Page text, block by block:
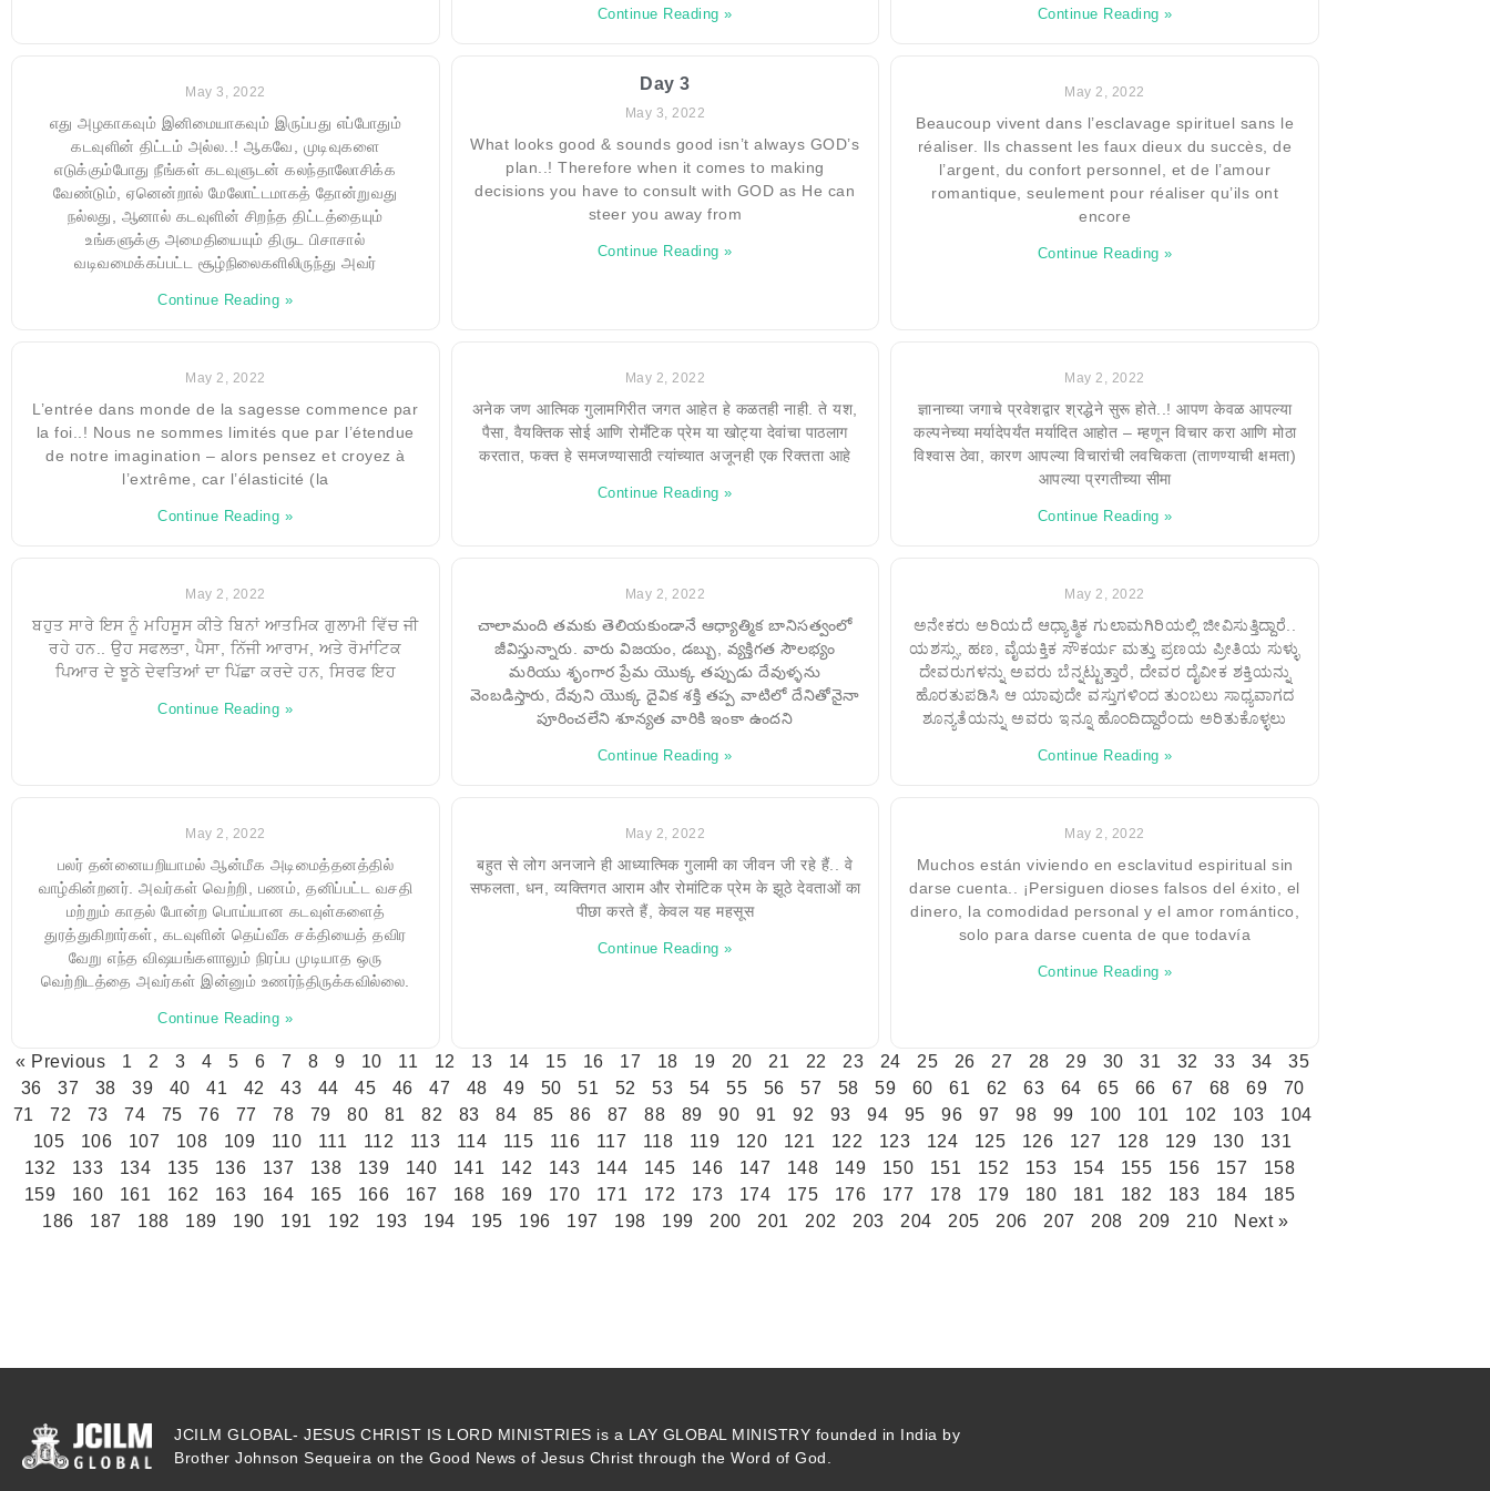
Continue Reading » Continue Reading »
May 3, 2022
எது அழகாகவும் இனிமையாகவும் இருப்பது எப்போதும்
கடவுளின் திட்டம் அல்ல..! ஆகவே, முடிவுகளை
எடுக்கும்போது நீங்கள் கடவுளுடன் கலந்தாலோசிக்க
வேண்டும், ஏனென்றால் மேலோட்டமாகத் தோன்றுவது
நல்லது, ஆனால் கடவுளின் சிறந்த திட்டத்தையும்
உங்களுக்கு அமைதியையும் திருட பிசாசால்
வடிவமைக்கப்பட்ட சூழ்நிலைகளிலிருந்து அவர்
Continue Reading »
Day 3
May 3, 2022
What looks good & sounds good isn’t always GOD’s
plan..! Therefore when it comes to making
decisions you have to consult with GOD as He can
steer you away from
Continue Reading »
May 2, 2022
Beaucoup vivent dans l’esclavage spirituel sans le
réaliser. Ils chassent les faux dieux du succès, de
l’argent, du confort personnel, et de l’amour
romantique, seulement pour réaliser qu’ils ont
encore
Continue Reading »
May 2, 2022
L’entrée dans monde de la sagesse commence par
la foi..! Nous ne sommes limités que par l’étendue
de notre imagination – alors pensez et croyez à
l’extrême, car l’élasticité (la
Continue Reading »
May 2, 2022
अनेक जण आत्मिक गुलामगिरीत जगत आहेत हे कळतही नाही. ते यश,
पैसा, वैयक्तिक सोई आणि रोमँटिक प्रेम या खोट्या देवांचा पाठलाग
करतात, फक्त हे समजण्यासाठी त्यांच्यात अजूनही एक रिक्तता आहे
Continue Reading »
May 2, 2022
ज्ञानाच्या जगाचे प्रवेशद्वार श्रद्धेने सुरू होते..! आपण केवळ आपल्या
कल्पनेच्या मर्यादेपर्यंत मर्यादित आहोत – म्हणून विचार करा आणि मोठा
विश्वास ठेवा, कारण आपल्या विचारांची लवचिकता (ताणण्याची क्षमता)
आपल्या प्रगतीच्या सीमा
Continue Reading »
May 2, 2022
ਬਹੁਤ ਸਾਰੇ ਇਸ ਨੂੰ ਮਹਿਸੂਸ ਕੀਤੇ ਬਿਨਾਂ ਆਤਮਿਕ ਗੁਲਾਮੀ ਵਿੱਚ ਜੀ
ਰਹੇ ਹਨ.. ਉਹ ਸਫਲਤਾ, ਪੈਸਾ, ਨਿੱਜੀ ਆਰਾਮ, ਅਤੇ ਰੋਮਾਂਟਿਕ
ਪਿਆਰ ਦੇ ਝੂਠੇ ਦੇਵਤਿਆਂ ਦਾ ਪਿੱਛਾ ਕਰਦੇ ਹਨ, ਸਿਰਫ ਇਹ
Continue Reading »
May 2, 2022
చాలామంది తమకు తెలియకుండానే ఆధ్యాత్మిక బానిసత్వంలో
జీవిస్తున్నారు. వారు విజయం, డబ్బు, వ్యక్తిగత సౌలభ్యం
మరియు శృంగార ప్రేమ యొక్క తప్పుడు దేవుళ్ళను
వెంబడిస్తారు, దేవుని యొక్క దైవిక శక్తి తప్ప వాటిలో దేనితోనైనా
పూరించలేని శూన్యత వారికి ఇంకా ఉందని
Continue Reading »
May 2, 2022
ಅನೇಕರು ಅರಿಯದೆ ಆಧ್ಯಾತ್ಮಿಕ ಗುಲಾಮಗಿರಿಯಲ್ಲಿ ಜೀವಿಸುತ್ತಿದ್ದಾರೆ..
ಯಶಸ್ಸು, ಹಣ, ವೈಯಕ್ತಿಕ ಸೌಕರ್ಯ ಮತ್ತು ಪ್ರಣಯ ಪ್ರೀತಿಯ ಸುಳ್ಳು
ದೇವರುಗಳನ್ನು ಅವರು ಬೆನ್ನಟ್ಟುತ್ತಾರೆ, ದೇವರ ದೈವೀಕ ಶಕ್ತಿಯನ್ನು
ಹೊರತುಪಡಿಸಿ ಆ ಯಾವುದೇ ವಸ್ತುಗಳಿಂದ ತುಂಬಲು ಸಾಧ್ಯವಾಗದ
ಶೂನ್ಯತೆಯನ್ನು ಅವರು ಇನ್ನೂ ಹೊಂದಿದ್ದಾರೆಂದು ಅರಿತುಕೊಳ್ಳಲು
Continue Reading »
May 2, 2022
பலர் தன்னையறியாமல் ஆன்மீக அடிமைத்தனத்தில்
வாழ்கின்றனர். அவர்கள் வெற்றி, பணம், தனிப்பட்ட வசதி
மற்றும் காதல் போன்ற பொய்யான கடவுள்களைத்
துரத்துகிறார்கள், கடவுளின் தெய்வீக சக்தியைத் தவிர
வேறு எந்த விஷயங்களாலும் நிரப்ப முடியாத ஒரு
வெற்றிடத்தை அவர்கள் இன்னும் உணர்ந்திருக்கவில்லை.
Continue Reading »
May 2, 2022
बहुत से लोग अनजाने ही आध्यात्मिक गुलामी का जीवन जी रहे हैं.. वे
सफलता, धन, व्यक्तिगत आराम और रोमांटिक प्रेम के झूठे देवताओं का
पीछा करते हैं, केवल यह महसूस
Continue Reading »
May 2, 2022
Muchos están viviendo en esclavitud espiritual sin
darse cuenta.. ¡Persiguen dioses falsos del éxito, el
dinero, la comodidad personal y el amor romántico,
solo para darse cuenta de que todavía
Continue Reading »
« Previous 1 2 3 4 5 6 7 8 9 10 11 12 13 14 15 16 17 18 19 20 21 22 23 24 25 26 27 28 29 30 31 32 33 34
35
36
37 38 39 40 41 42 43 44 45 46 47 48 49 50 51 52 53 54 55 56 57 58 59 60 61 62 63 64 65 66 67 68 69
70
71
72 73 74 75 76 77 78 79 80 81 82 83 84 85 86 87 88 89 90 91 92 93 94 95 96 97 98 99 100 101 102 103
104
105
106 107 108 109 110 111 112 113 114 115 116 117 118 119 120 121 122 123 124 125 126 127 128 129 130
131
132
133 134 135 136 137 138 139 140 141 142 143 144 145 146 147 148 149 150 151 152 153 154 155 156 157
158
159
160 161 162 163 164 165 166 167 168 169 170 171 172 173 174 175 176 177 178 179 180 181 182 183 184
185
186
187 188 189 190 191 192 193 194 195 196 197 198 199 200 201 202 203 204 205 206 207 208 209 210 Next »
JCILM GLOBAL- JESUS CHRIST IS LORD MINISTRIES is a LAY GLOBAL MINISTRY founded in India by
Brother Johnson Sequeira on the Good News of Jesus Christ through the Word of God.